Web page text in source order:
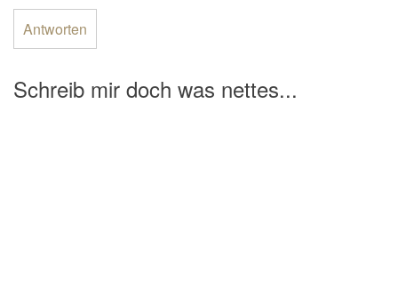
Antworten
Schreib mir doch was nettes...